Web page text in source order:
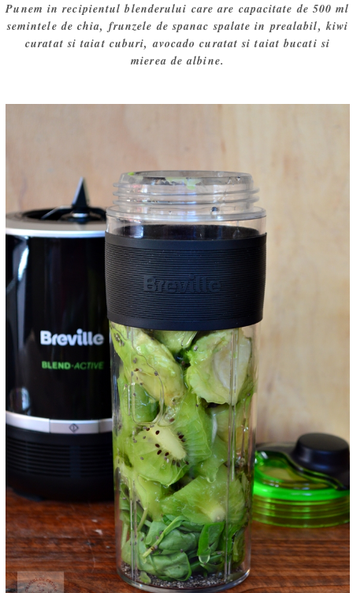
Punem in recipientul blenderului care are capacitate de 500 ml
semintele de chia, frunzele de spanac spalate in prealabil, kiwi
curatat si taiat cuburi, avocado curatat si taiat bucati si
mierea de albine.